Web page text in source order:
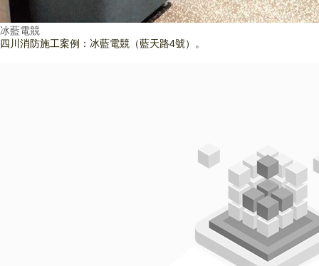
冰藍電競
四川消防施工案例：冰藍電競（藍天路4號）。